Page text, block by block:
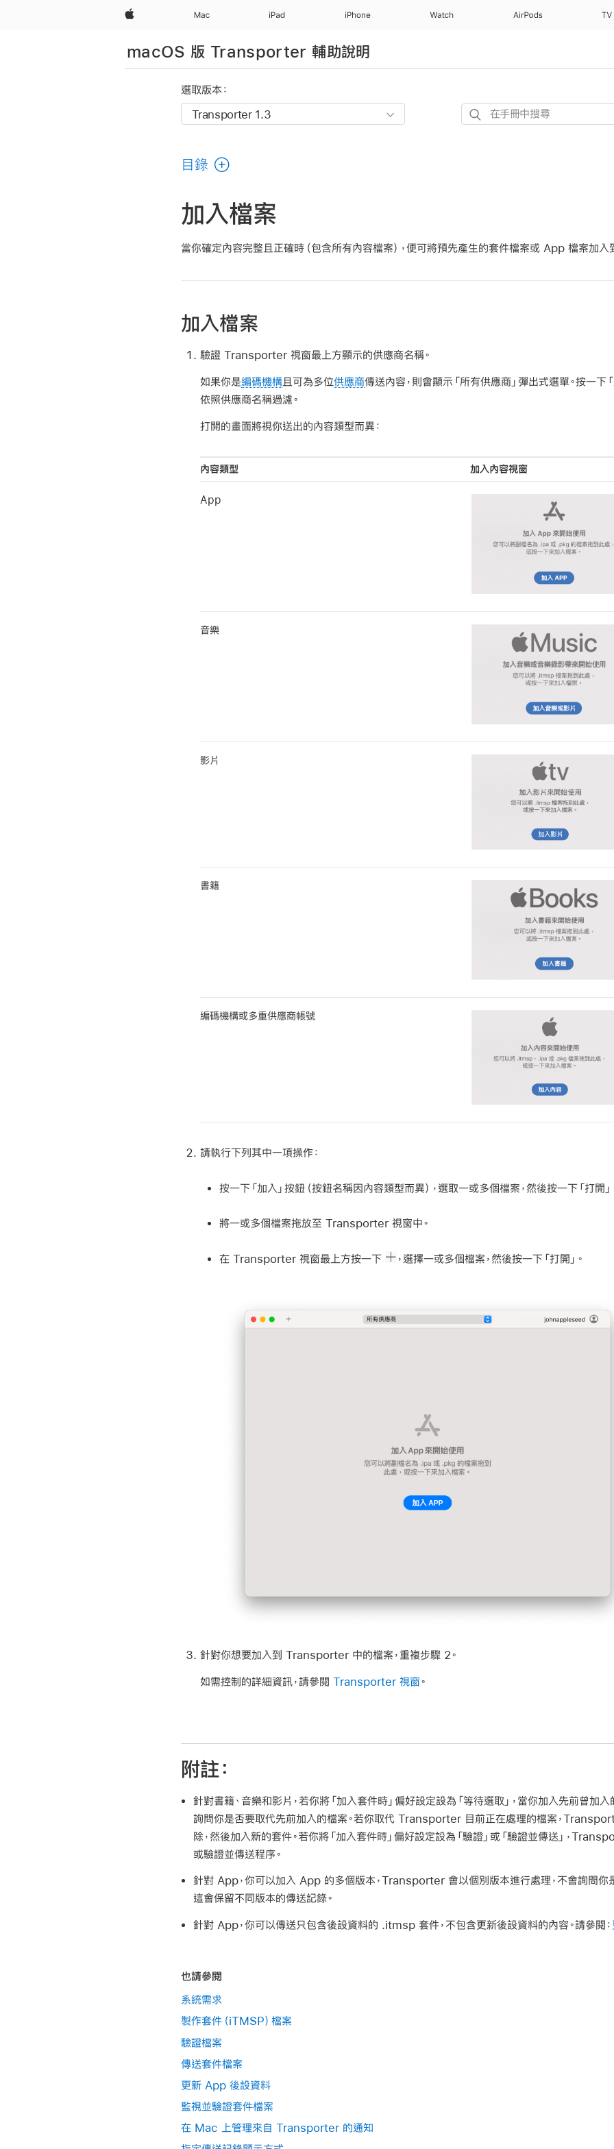
Apple Mac iPad iPhone Watch AirPods TV
macOS 版 Transporter 輔助說明
選取版本：
在
目錄
加入檔案
當你確定內容完整且正確時（包含所有內容檔案），便可將預先產生的套件檔案或 App 檔案加
加入檔案
驗證 Transporter 視窗最上方顯示的供應商名稱。
如果你是編碼機構且可為多位供應商傳送內容，則會顯示「所有供應商」彈出式選單。按一下
依照供應商名稱過濾。
打開的畫面將視你送出的內容類型而異：
內容類型 加入內容視窗
App
音樂
影片
書籍
編碼機構或多重供應商帳號
請執行下列其中一項操作：
按一下「加入」按鈕（按鈕名稱因內容類型而異），選取一或多個檔案，然後按一下「打開」
將一或多個檔案拖放至 Transporter 視窗中。
在 Transporter 視窗最上方按一下 ，選擇一或多個檔案，然後按一下「打開」。
針對你想要加入到 Transporter 中的檔案，重複步驟 2。
如需控制的詳細資訊，請參閱 Transporter 視窗。
附註：
針對書籍、音樂和影片，若你將「加入套件時」偏好設定設為「等待選取」，當你加入先前曾
詢問你是否要取代先前加入的檔案。若你取代 Transporter 目前正在處理的檔案，
除，然後加入新的套件。若你將「加入套件時」偏好設定設為「驗證」或「驗證並傳送」，
或驗證並傳送程序。
針對 App，你可以加入 App 的多個版本，Transporter 會以個別版本進行處理，不會詢問你
這會保留不同版本的傳送記錄。
針對 App，你可以傳送只包含後設資料的 .itmsp 套件，不包含更新後設資料的內容。請參閱：
也請參閱
系統需求
製作套件（iTMSP）檔案
驗證檔案
傳送套件檔案
更新 App 後設資料
監視並驗證套件檔案
在 Mac 上管理來自 Transporter 的通知